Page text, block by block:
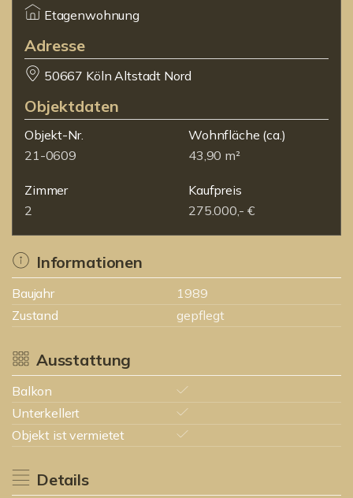
Etagenwohnung
Adresse
50667 Köln Altstadt Nord
Objektdaten
Objekt-Nr.
21-0609
Wohnfläche (ca.)
43,90 m²
Zimmer
2
Kaufpreis
275.000,- €
Informationen
Baujahr
1989
Zustand
gepflegt
Ausstattung
Balkon
Unterkellert
Objekt ist vermietet
Details